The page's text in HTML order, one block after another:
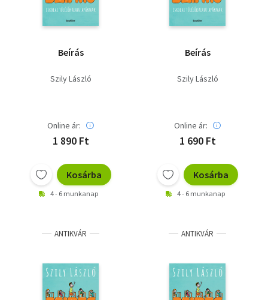
Beírás
Szily László
Online ár:
1 890 Ft
Kosárba
4 - 6 munkanap
Beírás
Szily László
Online ár:
1 690 Ft
Kosárba
4 - 6 munkanap
ANTIKVÁR ANTIKVÁR